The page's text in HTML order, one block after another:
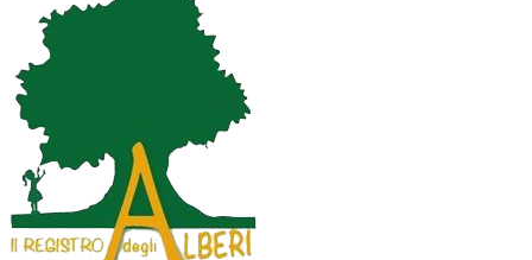
Map Satellite